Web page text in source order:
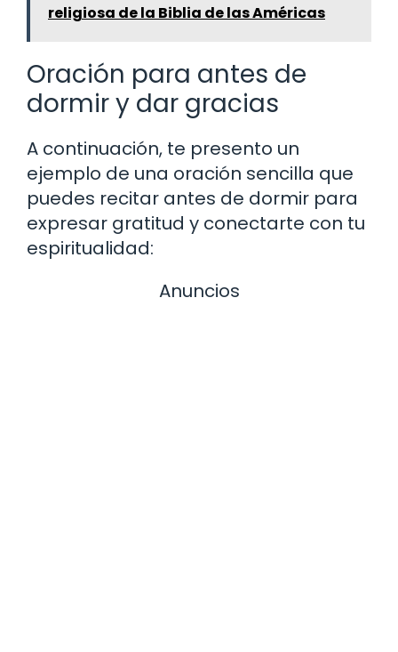
religiosa de la Biblia de las Américas
Oración para antes de
dormir y dar gracias
A continuación, te presento un
ejemplo de una oración sencilla que
puedes recitar antes de dormir para
expresar gratitud y conectarte con tu
espiritualidad:
Anuncios